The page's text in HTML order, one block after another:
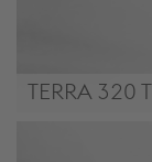
TERRA 320